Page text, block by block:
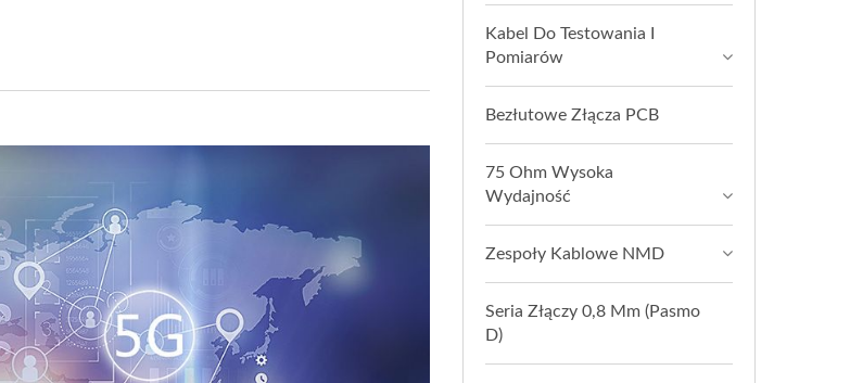
Kabel Do Testowania I
Pomiarów
Bezłutowe Złącza PCB
75 Ohm Wysoka
Wydajność
Zespoły Kablowe NMD
Seria Złączy 0,8 Mm (pasmo
D)